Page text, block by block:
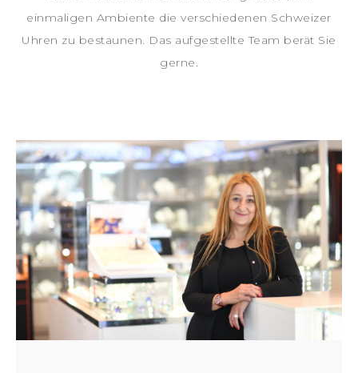
einmaligen Ambiente die verschiedenen Schweizer
Uhren zu bestaunen. Das aufgestellte Team berät Sie
gerne.